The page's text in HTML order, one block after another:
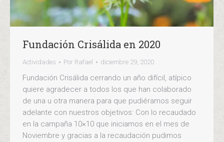
Fundación Crisálida en 2020
Actividades Por Rafael diciembre 29, 2020
Fundación Crisálida cerrando un año difícil, atípico
quiere agradecer a todos los que han colaborado
de una u otra manera para que pudiéramos seguir
adelante con nuestros objetivos: Con lo recaudado
en la campaña 10×10 que iniciamos en el mes de
Noviembre y gracias a la recaudación pudimos